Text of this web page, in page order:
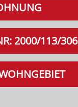
2000/113/306